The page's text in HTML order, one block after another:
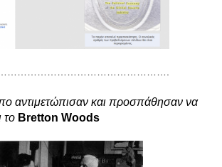
αντιμετώπισαν και προσπάθησαν να
το Bretton Woods